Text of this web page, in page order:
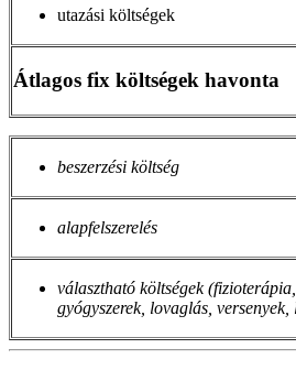
utazási költségek
Átlagos fix költségek havonta
beszerzési költség
alapfelszerelés
választható költségek
gyógyszerek, lovaglás,